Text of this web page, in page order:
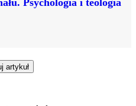
artykuł